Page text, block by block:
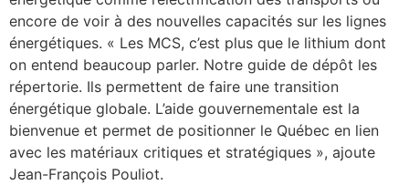
encore de voir à des nouvelles capacités sur les lignes
énergétiques. « Les MCS, c’est plus que le lithium dont
on entend beaucoup parler. Notre guide de dépôt les
répertorie. Ils permettent de faire une transition
énergétique globale. L’aide gouvernementale est la
bienvenue et permet de positionner le Québec en lien
avec les matériaux critiques et stratégiques », ajoute
Jean-François Pouliot.